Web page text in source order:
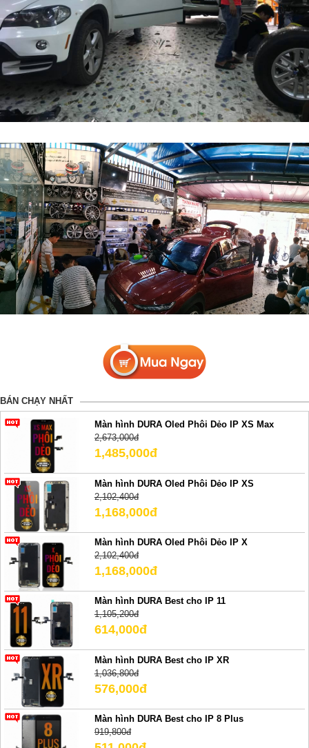
BÁN CHẠY NHẤT
Màn hình DURA Oled Phôi Dẻo IP XS Max
2,673,000đ
1,485,000đ
Màn hình DURA Oled Phôi Dẻo IP XS
2,102,400đ
1,168,000đ
Màn hình DURA Oled Phôi Dẻo IP X
2,102,400đ
1,168,000đ
Màn hình DURA Best cho IP 11
1,105,200đ
614,000đ
Màn hình DURA Best cho IP XR
1,036,800đ
576,000đ
Màn hình DURA Best cho IP 8 Plus
919,800đ